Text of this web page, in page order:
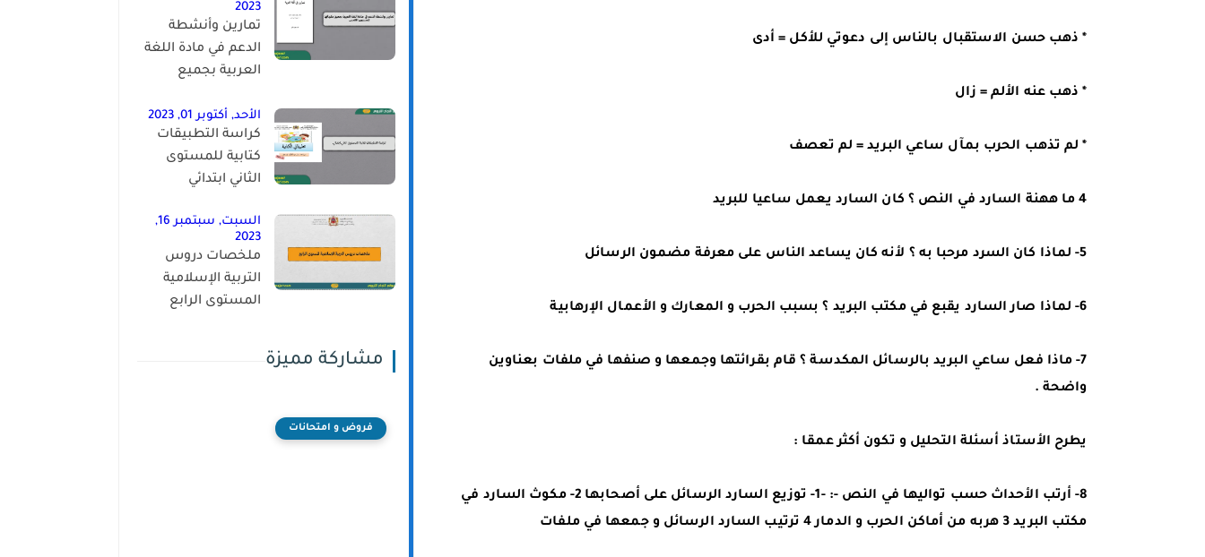
* ذهب حسن الاستقبال بالناس إلى دعوتي للأكل = أدى
* ذهب عنه الألم = زال
* لم تذهب الحرب بمآل ساعي البريد = لم تعصف
4 ما ههنة السارد في النص ؟ كان السارد يعمل ساعيا للبريد
5- لماذا كان السرد مرحبا به ؟ لأنه كان يساعد الناس على معرفة مضمون الرسائل
6- لماذا صار السارد يقبع في مكتب البريد ؟ بسبب الحرب و المعارك و الأعمال الإرهابية
واضحة .
يطرح الأستاذ أسئلة التحليل و تكون أكثر عمقا :
8- أرتب الأحداث حسب تواليها في النص -: -1- توزيع السارد الرسائل على أصحابها 2- مكوث السارد في
مكتب البريد 3 هربه من أماكن الحرب و الدمار 4 ترتيب السارد الرسائل و جمعها في ملفات
2023
تمارين وأنشطة
الدعم في مادة اللغة
العربية بجميع
الخامس
الأحد, أكتوبر 01, 2023
كراسة التطبيقات
كتابية للمستوى
الثاني ابتدائي
السبت, سبتمبر 16,
2023
ملخصات دروس
التربية الإسلامية
المستوى الرابع
مشاركة مميزة
فروض و امتحانات